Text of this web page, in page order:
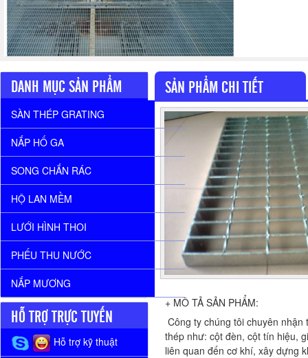
SẢN PHẨM CHI TIẾT
+ MÔ TẢ SẢN PHẨM:
Công ty chúng tôi chuyên
thép như: cột đèn, cột tín hiệu,
liên quan đến cơ khí, xây dựng
DANH MỤC SẢN PHẨM
SÀN THÉP GRATING
NẮP HỐ GA
SONG CHẮN RÁC
HỘ LAN MỀM
LƯỚI HÌNH THOI
PHẾU THU NƯỚC
NẮP MƯƠNG
HỖ TRỢ TRỰC TUYẾN
Hỗ trợ kỹ thuật